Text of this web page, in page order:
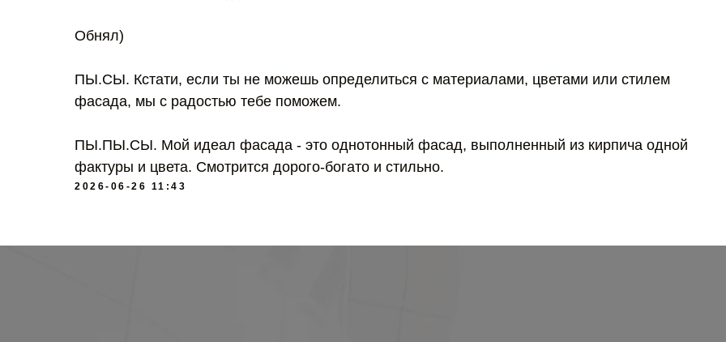
Обнял)
ПЫ.СЫ. Кстати, если ты не можешь определиться с материалами, цветами или стилем
фасада, мы с радостью тебе поможем.
ПЫ.ПЫ.СЫ. Мой идеал фасада - это однотонный фасад, выполненный из кирпича одной
фактуры и цвета. Смотрится дорого-богато и стильно.
2026-06-26 11:43